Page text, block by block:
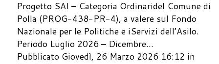
Progetto SAI – Categoria Ordinaridel Comune di
Polla (PROG-438-PR-4), a valere sul Fondo
Nazionale per le Politiche e iServizi dell’Asilo.
Periodo Luglio 2026 – Dicembre…
Pubblicato Giovedì, 26 Marzo 2026 16:12 in